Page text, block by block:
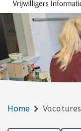
Home Vacatures